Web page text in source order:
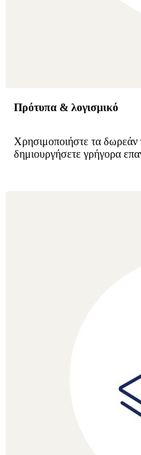
Πρότυπα & λογισμικό
Χρησιμοποιήστε τα δωρεάν
δημιουργήσετε γρήγορα